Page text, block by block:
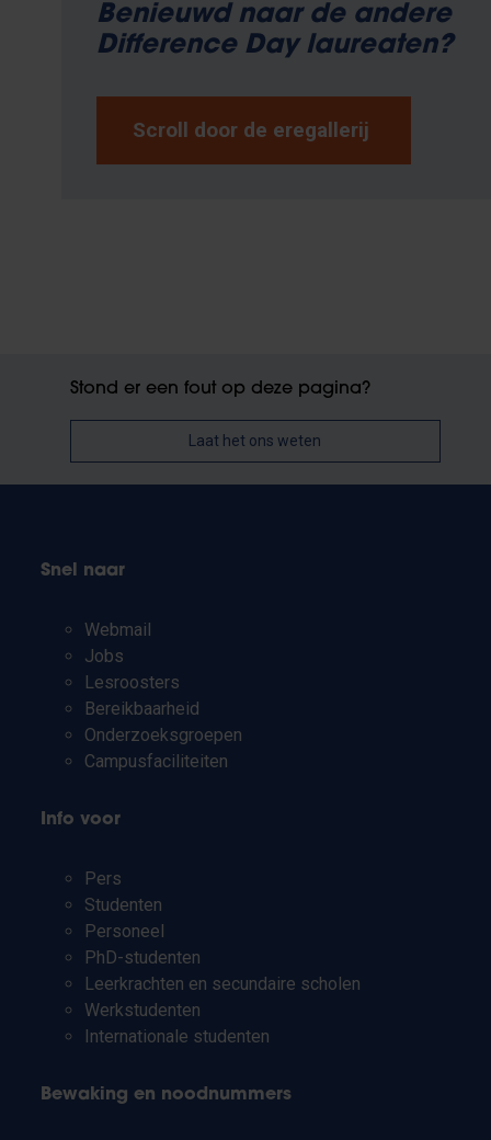
Benieuwd naar de andere
Difference Day laureaten?
Scroll door de eregallerij
Stond er een fout op deze pagina?
Laat het ons weten
Snel naar
Webmail
Jobs
Lesroosters
Bereikbaarheid
Onderzoeksgroepen
Campusfaciliteiten
Info voor
Pers
Studenten
Personeel
PhD-studenten
Leerkrachten en secundaire scholen
Werkstudenten
Internationale studenten
Bewaking en noodnummers